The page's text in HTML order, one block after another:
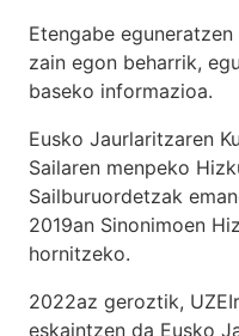
Etengabe
zain egon beharrik,
baseko informazioa.
Eusko Jaurlaritzaren
Sailaren menpeko
Sailburuordetzak
2019an Sinonimoen
hornitzeko.
2022az geroztik,
eskaintzen da Eusko